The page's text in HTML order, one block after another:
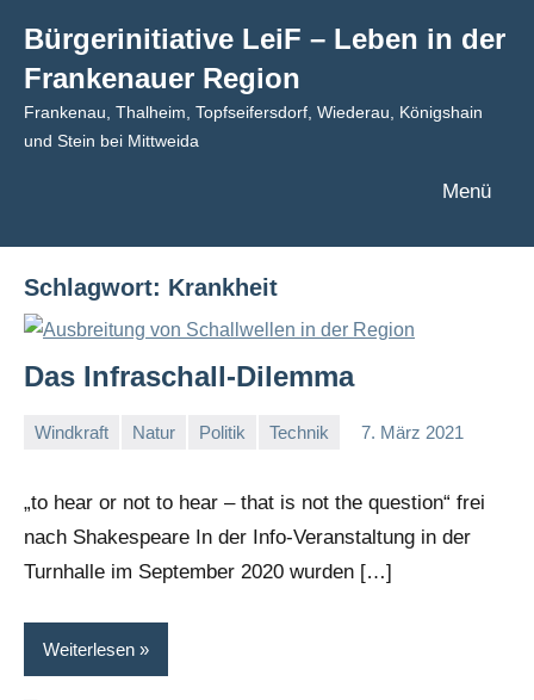
Inhalt
springen
Bürgerinitiative LeiF – Leben in der
Frankenauer Region
Frankenau, Thalheim, Topfseifersdorf, Wiederau, Königshain
und Stein bei Mittweida
Menü
Schlagwort: Krankheit
Das Infraschall-Dilemma
Windkraft Natur Politik Technik 7. März 2021
„to hear or not to hear – that is not the question“ frei
nach Shakespeare In der Info-Veranstaltung in der
Turnhalle im September 2020 wurden […]
Weiterlesen